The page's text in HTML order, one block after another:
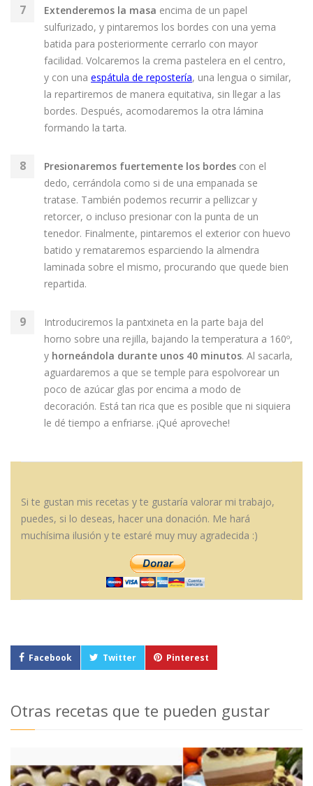
Extenderemos la masa encima de un papel
sulfurizado, y pintaremos los bordes con una yema
batida para posteriormente cerrarlo con mayor
facilidad. Volcaremos la crema pastelera en el centro,
y con una espátula de repostería, una lengua o similar,
la repartiremos de manera equitativa, sin llegar a las
bordes. Después, acomodaremos la otra lámina
formando la tarta.
Presionaremos fuertemente los bordes con el
dedo, cerrándola como si de una empanada se
tratase. También podemos recurrir a pellizcar y
retorcer, o incluso presionar con la punta de un
tenedor. Finalmente, pintaremos el exterior con huevo
batido y remataremos esparciendo la almendra
laminada sobre el mismo, procurando que quede bien
repartida.
Introduciremos la pantxineta en la parte baja del
horno sobre una rejilla, bajando la temperatura a 160º,
y horneándola durante unos 40 minutos. Al sacarla,
aguardaremos a que se temple para espolvorear un
poco de azúcar glas por encima a modo de
decoración. Está tan rica que es posible que ni siquiera
le dé tiempo a enfriarse. ¡Qué aproveche!
Si te gustan mis recetas y te gustaría valorar mi trabajo,
puedes, si lo deseas, hacer una donación. Me hará
muchísima ilusión y te estaré muy muy agradecida :)
Facebook Twitter Pinterest
Otras recetas que te pueden gustar